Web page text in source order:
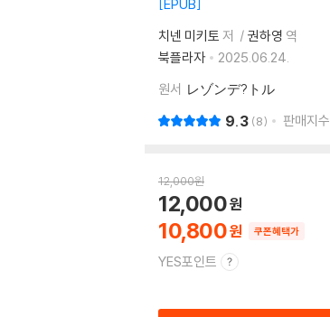
EPUB
치넨 미키토 저 권하영 역
북플라자
2025.06.24.
원서 レゾンデ?トル
9.3 8 판매지수
12,000원
10,800
12,000
쿠폰혜택가
YES포인트